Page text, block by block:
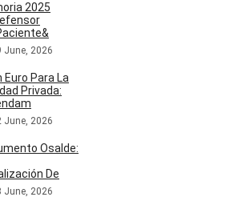
2025
June, 2026
Euro Para La
Privada:
June, 2026
Osalde:
De
June, 2026